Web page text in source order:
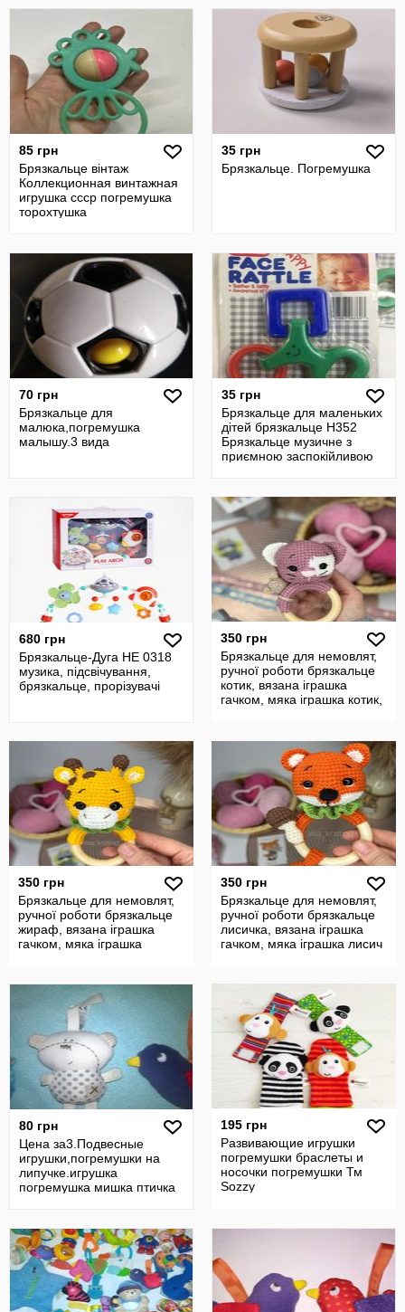
85 грн
Брязкальце вінтаж
Коллекционная винтажная
игрушка ссср погремушка
торохтушка
35 грн
Брязкальце. Погремушка
70 грн
Брязкальце для
малюка,погремушка
малышу.3 вида
35 грн
Брязкальце для маленьких
дітей брязкальце Н352
Брязкальце музичне з
приємною заспокійливою
680 грн
Брязкальце-Дуга HE 0318
музика, підсвічування,
брязкальце, прорізувачі
350 грн
Брязкальце для немовлят,
ручної роботи брязкальце
котик, вязана іграшка
гачком, мяка іграшка котик,
350 грн
Брязкальце для немовлят,
ручної роботи брязкальце
жираф, вязана іграшка
гачком, мяка іграшка
350 грн
Брязкальце для немовлят,
ручної роботи брязкальце
лисичка, вязана іграшка
гачком, мяка іграшка лисич
80 грн
Цена за3.Подвесные
игрушки,погремушки на
липучке.игрушка
погремушка мишка птичка
195 грн
Развивающие игрушки
погремушки браслеты и
носочки погремушки Тм
Sozzy